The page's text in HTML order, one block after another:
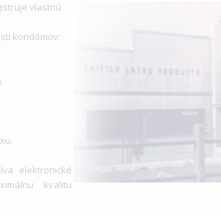
vlastnú
kondómov:
elektronické
kvalitu